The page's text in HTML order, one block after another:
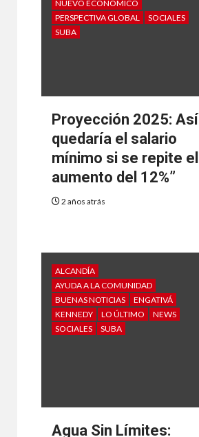
NUEVO ECONOMICO
PERSPECTIVA GLOBAL
SOCIALES
SUBA
Proyección 2025: Así
quedaría el salario
mínimo si se repite el
aumento del 12%”
2 años atrás
ALCANDÍA
AYUDA A LA COMUNIDAD
BUENAS NOTICIAS
ENGATIVÁ
KENNEDY
LO ÚLTIMO
NEWS
SOCIALES
SUBA
Agua Sin Límites: